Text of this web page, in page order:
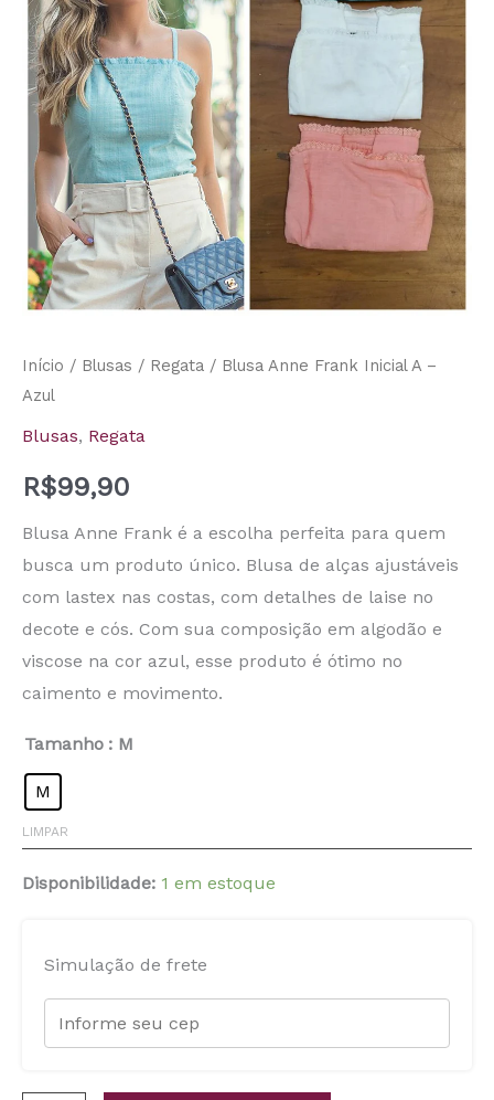
Início / Blusas / Regata / Blusa Anne Frank Inicial A –
Azul
Blusas, Regata
R$99,90
Blusa Anne Frank é a escolha perfeita para quem
busca um produto único. Blusa de alças ajustáveis
com lastex nas costas, com detalhes de laise no
decote e cós. Com sua composição em algodão e
viscose na cor azul, esse produto é ótimo no
caimento e movimento.
Tamanho : M
M
LIMPAR
Disponibilidade: 1 em estoque
Simulação de frete
A
-
Azul
quantidade